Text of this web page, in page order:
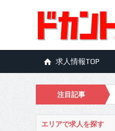
求人情報TOP
注目記事
エリアで求人を探す